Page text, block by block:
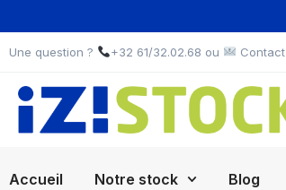
Une question ? +32 61/32.02.68 ou Contact
Accueil Notre stock Blog